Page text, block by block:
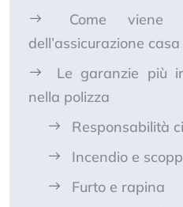
Come viene
dell’assicurazione casa
Le garanzie più
nella polizza
Responsabilità
Incendio e
Furto e rapina